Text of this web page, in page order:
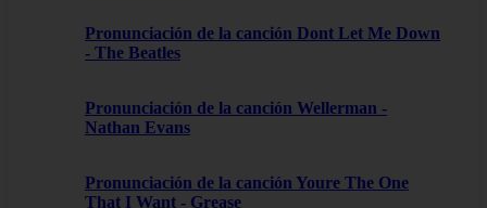
Pronunciación de la canción Dont Let Me Down
- The Beatles
Pronunciación de la canción Wellerman -
Nathan Evans
Pronunciación de la canción Youre The One
That I Want - Grease